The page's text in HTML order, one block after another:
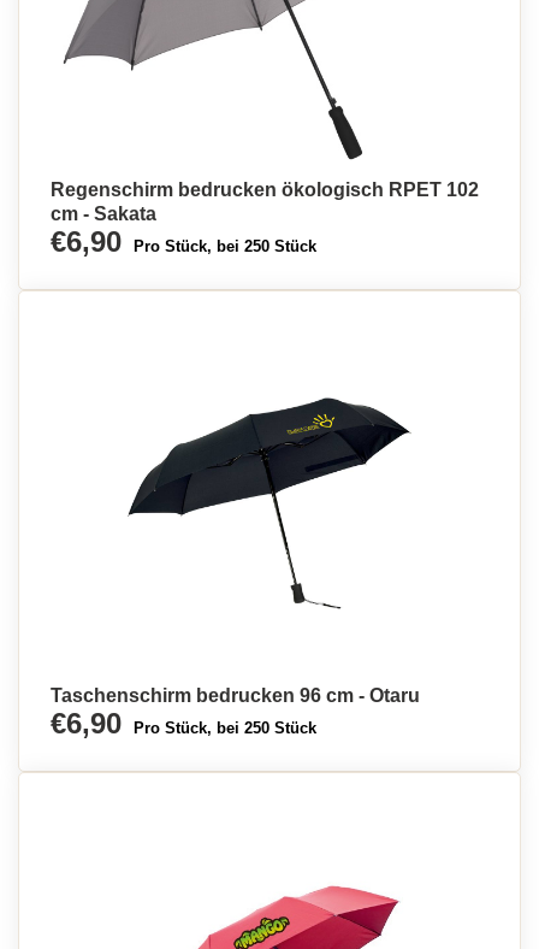
Regenschirm bedrucken ökologisch RPET 102
cm - Sakata
€6,90 Pro Stück, bei 250 Stück
Taschenschirm bedrucken 96 cm - Otaru
€6,90 Pro Stück, bei 250 Stück